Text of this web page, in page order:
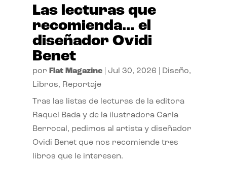
Las lecturas que
recomienda… el
diseñador Ovidi
Benet
por Flat Magazine| Jul 30, 2026 Diseño,
Libros, Reportaje
Tras las listas de lecturas de la editora
Raquel Bada y de la ilustradora Carla
Berrocal, pedimos al artista y diseñador
Ovidi Benet que nos recomiende tres
libros que le interesen.